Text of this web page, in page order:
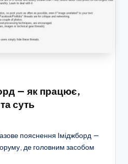
— як працює,
суть
пояснення Іміджборд —
де головним засобом